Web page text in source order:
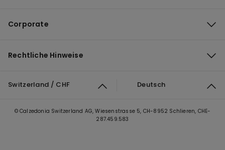
Corporate
Rechtliche Hinweise
Switzerland / CHF Deutsch
© Calzedonia Switzerland AG, Wiesenstrasse 5, CH-8952 Schlieren, CHE-
287.459.583